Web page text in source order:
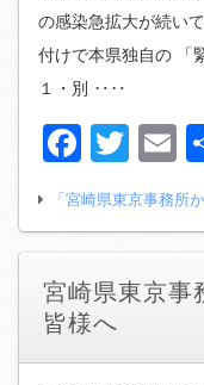
の感染急拡大が続い
付けで本県独自の 「
１・別 ‥‥
「宮崎県東京事務所
宮崎県東京事
皆様へ